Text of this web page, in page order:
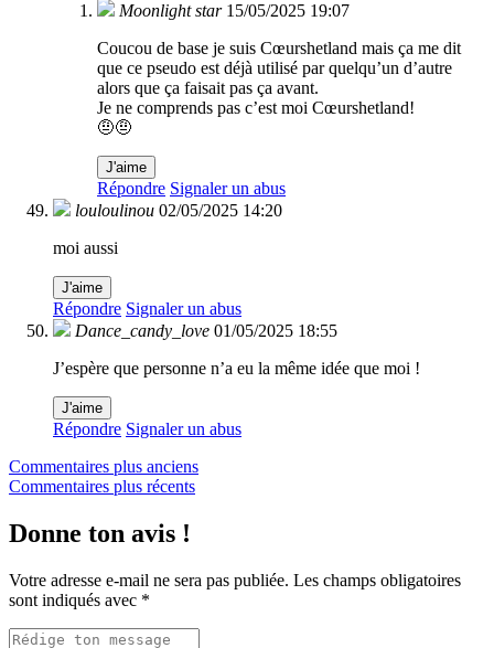
Moonlight star 15/05/2025 19:07
Coucou de base je suis Cœurshetland mais ça me dit
que ce pseudo est déjà utilisé par quelqu’un d’autre
alors que ça faisait pas ça avant.
Je ne comprends pas c’est moi Cœurshetland!
🤨🤨
J'aime
Répondre Signaler un abus
louloulinou 02/05/2025 14:20
moi aussi
J'aime
Répondre Signaler un abus
Dance_candy_love 01/05/2025 18:55
J’espère que personne n’a eu la même idée que moi !
J'aime
Répondre Signaler un abus
Navigation
dans
les
Commentaires plus anciens
Commentaires plus récents
Donne ton avis !
Votre adresse e-mail ne sera pas publiée. Les champs obligatoires
sont indiqués avec *